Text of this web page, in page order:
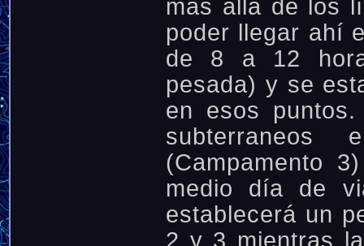
más allá de los
poder llegar ahí
de 8 a 12
pesada) y se
en esos
(Campamento
medio día de
establecerá un
2 y 3 mientras